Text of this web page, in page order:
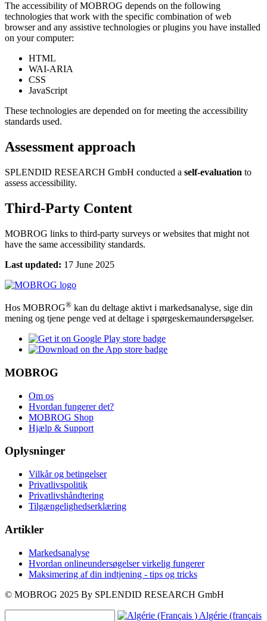
The accessibility of MOBROG depends on the following
technologies that work with the specific combination of web
browser and any assistive technologies or plugins you have installed
on your computer:
HTML
WAI-ARIA
CSS
JavaScript
These technologies are depended on for meeting the accessibility
standards used.
Assessment approach
SPLENDID RESEARCH GmbH conducted a self-evaluation to
assess accessibility.
Third-Party Content
MOBROG links to third-party surveys or websites that might not
have the same accessibility standards.
Last updated: 17 June 2025
Hos MOBROG® kan du deltage aktivt i markedsanalyse, sige din
mening og tjene penge ved at deltage i spørgeskemaundersøgelser.
MOBROG
Om os
Hvordan fungerer det?
MOBROG Shop
Hjælp & Support
Oplysninger
Vilkår og betingelser
Privatlivspolitik
Privatlivshåndtering
Tilgængelighedserklæring
Artikler
Markedsanalyse
Hvordan onlineundersøgelser virkelig fungerer
Maksimering af din indtjening - tips og tricks
© MOBROG 2025 By SPLENDID RESEARCH GmbH
Algérie (français